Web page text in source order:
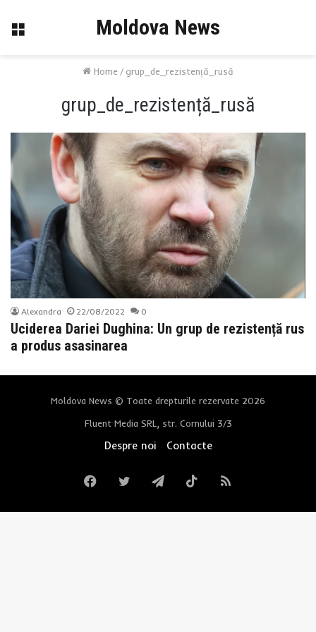
Menu Moldova News
Home / grup_de_rezistență_rusă
grup_de_rezistență_rusă
Alexandra 22/08/2022 0
Uciderea Dariei Dughina: Un grup de rezistență rus
a produs asasinarea
Moldova News © Toate drepturile rezervate 2026
Fluent Media SRL, str. Cornului 3/3
Despre noi Contacte
FacebookTwitterTelegramTikTokRSS